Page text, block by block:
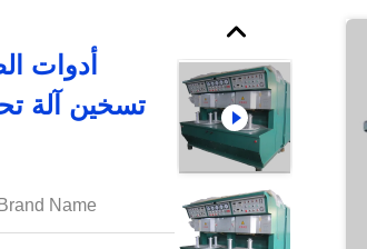
أدوات
تسخين آلة
Brand Name: